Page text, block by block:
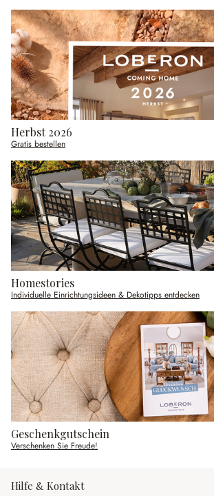
Herbst 2026
Gratis bestellen
Homestories
Individuelle Einrichtungsideen & Dekotipps entdecken
Geschenkgutschein
Verschenken Sie Freude!
Hilfe & Kontakt